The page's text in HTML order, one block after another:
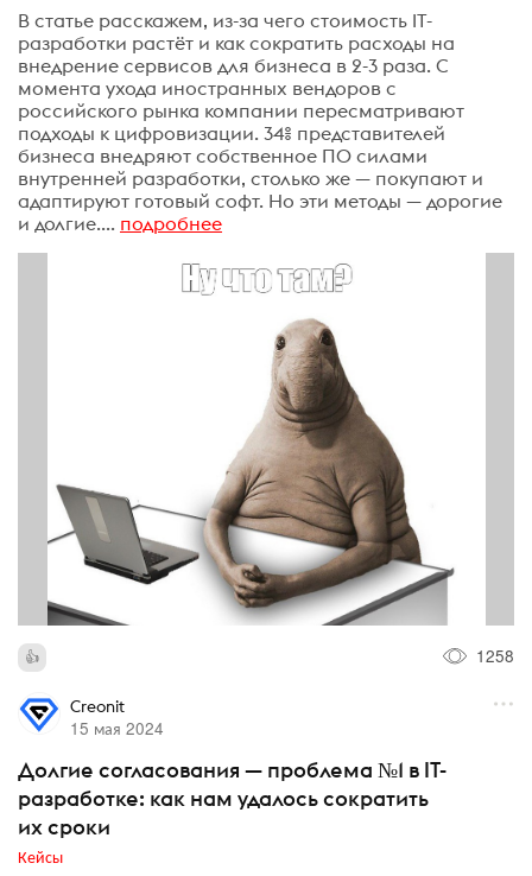
В статье расскажем, из-за чего стоимость IT-
разработки растёт и как сократить расходы на
внедрение сервисов для бизнеса в 2-3 раза. С
момента ухода иностранных вендоров с
российского рынка компании пересматривают
подходы к цифровизации. 34% представителей
бизнеса внедряют собственное ПО силами
внутренней разработки, столько же — покупают и
адаптируют готовый софт. Но эти методы — дорогие
и долгие.... подробнее
1258
Creonit
15 мая 2024
Долгие согласования — проблема №1 в IT-
разработке: как нам удалось сократить
их сроки
Кейсы